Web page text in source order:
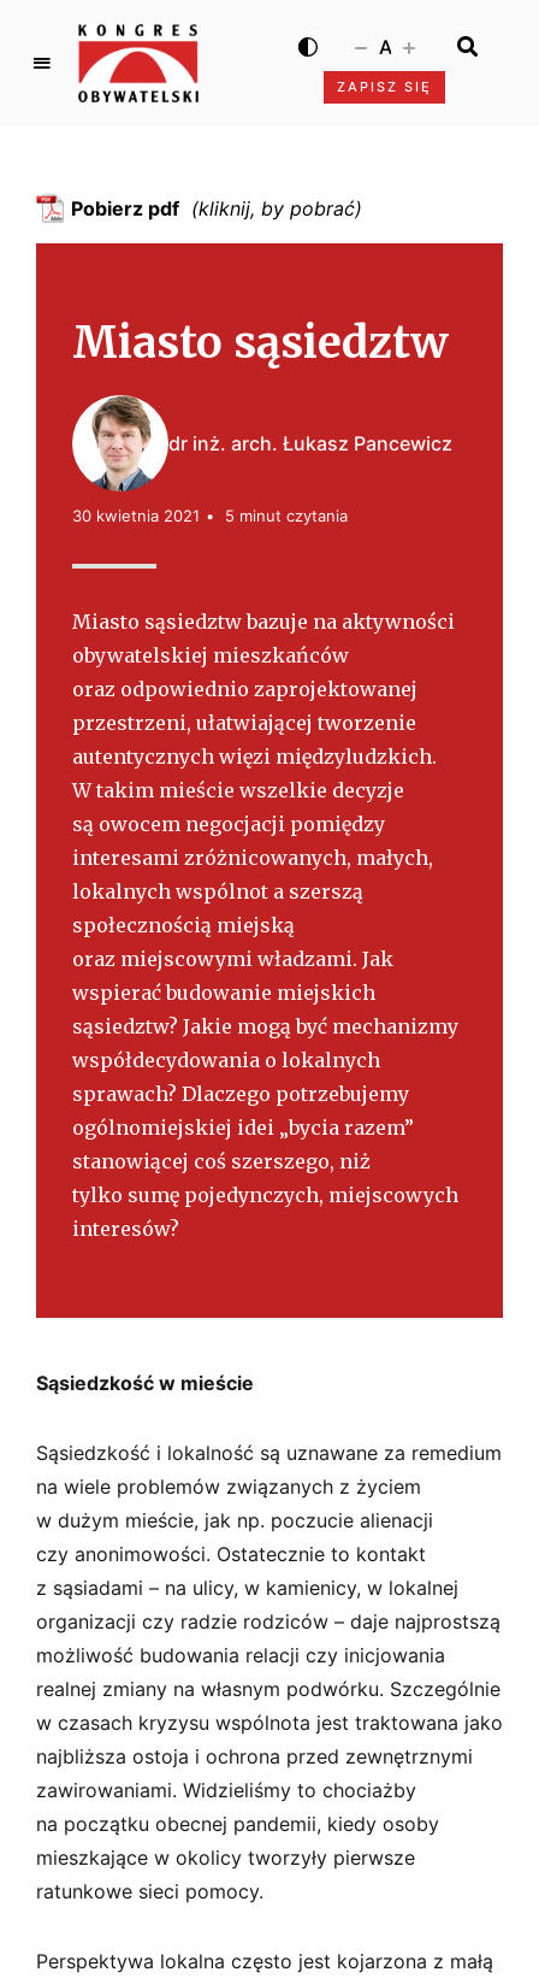
K
g
O
b
w
a
t
e
l
k
i
ZAPISZ SIĘ
A
Pobierz pdf
Miasto sąsiedztw
dr inż. arch. Łukasz Pancewicz
30 kwietnia 2021 5 minut czytania
Miasto sąsiedztw bazuje na aktywności
obywatelskiej mieszkańców
oraz odpowiednio zaprojektowanej
przestrzeni, ułatwiającej tworzenie
autentycznych więzi międzyludzkich.
W takim mieście wszelkie decyzje
są owocem negocjacji pomiędzy
interesami zróżnicowanych, małych,
lokalnych wspólnot a szerszą
społecznością miejską
oraz miejscowymi władzami. Jak
wspierać budowanie miejskich
sąsiedztw? Jakie mogą być mechanizmy
współdecydowania o lokalnych
sprawach? Dlaczego potrzebujemy
ogólnomiejskiej idei „bycia razem”
stanowiącej coś szerszego, niż
tylko sumę pojedynczych, miejscowych
interesów?
Sąsiedzkość w mieście
Sąsiedzkość i lokalność są uznawane za remedium
na wiele problemów związanych z życiem
w dużym mieście, jak np. poczucie alienacji
czy anonimowości. Ostatecznie to kontakt
z sąsiadami – na ulicy, w kamienicy, w lokalnej
organizacji czy radzie rodziców – daje najprostszą
możliwość budowania relacji czy inicjowania
realnej zmiany na własnym podwórku. Szczególnie
w czasach kryzysu wspólnota jest traktowana jako
najbliższa ostoja i ochrona przed zewnętrznymi
zawirowaniami. Widzieliśmy to chociażby
na początku obecnej pandemii, kiedy osoby
mieszkające w okolicy tworzyły pierwsze
ratunkowe sieci pomocy.
Perspektywa lokalna często jest kojarzona z małą